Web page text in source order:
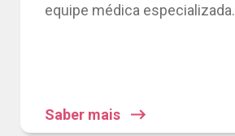
equipe médica especializada.
Saber mais